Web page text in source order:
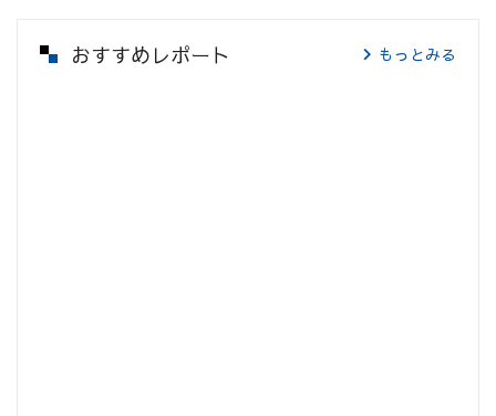
おすすめレポート もっとみる